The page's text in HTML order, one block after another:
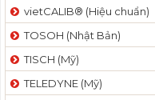
vietCALIB® (Hiệu chuẩn)
TOSOH (Nhật Bản)
TISCH (Mỹ)
TELEDYNE (Mỹ)